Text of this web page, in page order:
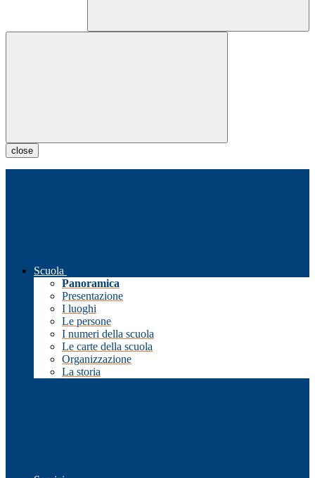
close
Scuola
Panoramica
Presentazione
I luoghi
Le persone
I numeri della scuola
Le carte della scuola
Organizzazione
La storia